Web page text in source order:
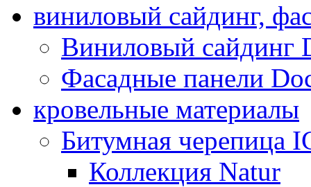
виниловый сайдинг,
Виниловый сайдинг
Фасадные панели
кровельные материалы
Битумная черепица
Коллекция Natur